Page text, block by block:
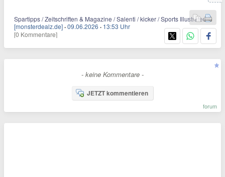
Spartipps / Zeitschriften & Magazine / Salenti / kicker / Sports Illustrated
[monsterdealz.de] ·09.06.2026 · 13:53 Uhr
[0 Kommentare]
- keine Kommentare -
JETZT kommentieren
forum